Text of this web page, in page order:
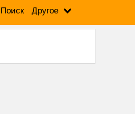
Поиск Другое